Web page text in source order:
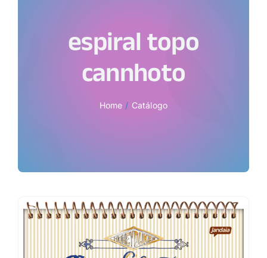
espiral topo
cannhoto
Home Catálogo